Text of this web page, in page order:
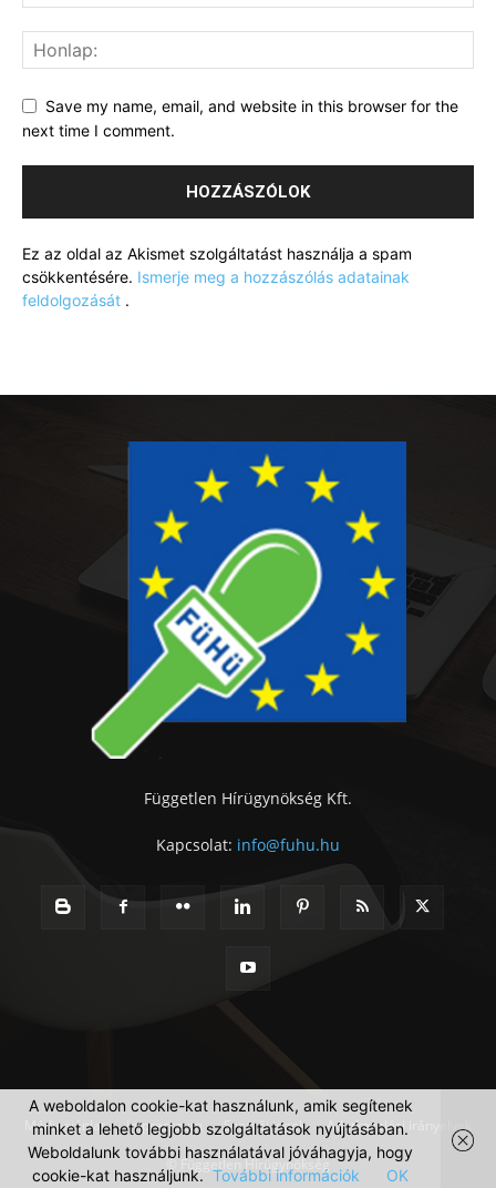
Save my name, email, and website in this browser for the
next time I comment.
Ez az oldal az Akismet szolgáltatást használja a spam
csökkentésére. Ismerje meg a hozzászólás adatainak
feldolgozását .
Független Hírügynökség Kft.
Kapcsolat: info@fuhu.hu
Médiaajánlat Impresszum Szerzői jogok Adatkezelési irányelvek
© Független Hírügynökség
A weboldalon cookie-kat használunk, amik segítenek
minket a lehető legjobb szolgáltatások nyújtásában.
Weboldalunk további használatával jóváhagyja, hogy
cookie-kat használjunk. További információk OK